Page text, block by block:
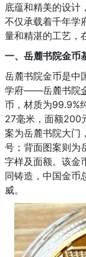
底蕴和精美的设计
不仅承载着千年学
量和精湛的工艺，
一、岳麓书院金币
岳麓书院金币是中
学府——岳麓书院
币，材质为99.9%
27毫米，面额200
案为岳麓书院大门
号；背面图案则为
字样及面额。该金
同铸造，中国金币
威。